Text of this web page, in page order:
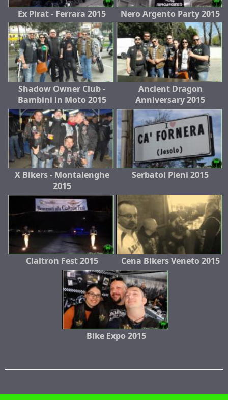
Ex Pirat - Ferrara 2015 Nero Argento Party 2015
Shadow Owner Club -
Bambini in Moto 2015
Ancient Dragon
Anniversary 2015
X Bikers - Montalenghe
2015
Serbatoi Pieni 2015
Cialtron Fest 2015 Cena Bikers Veneto 2015
Bike Expo 2015